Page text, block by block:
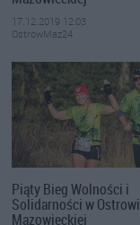
17.12.2019 12:03
OstrowMaz24
Piąty Bieg Wolności i
Solidarności w Ostrowi
Mazowieckiej